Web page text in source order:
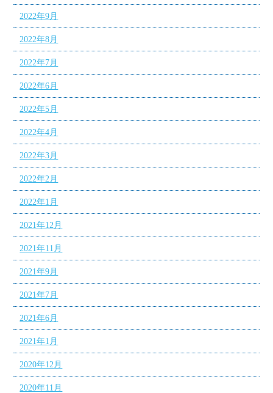
2022年9月
2022年8月
2022年7月
2022年6月
2022年5月
2022年4月
2022年3月
2022年2月
2022年1月
2021年12月
2021年11月
2021年9月
2021年7月
2021年6月
2021年1月
2020年12月
2020年11月